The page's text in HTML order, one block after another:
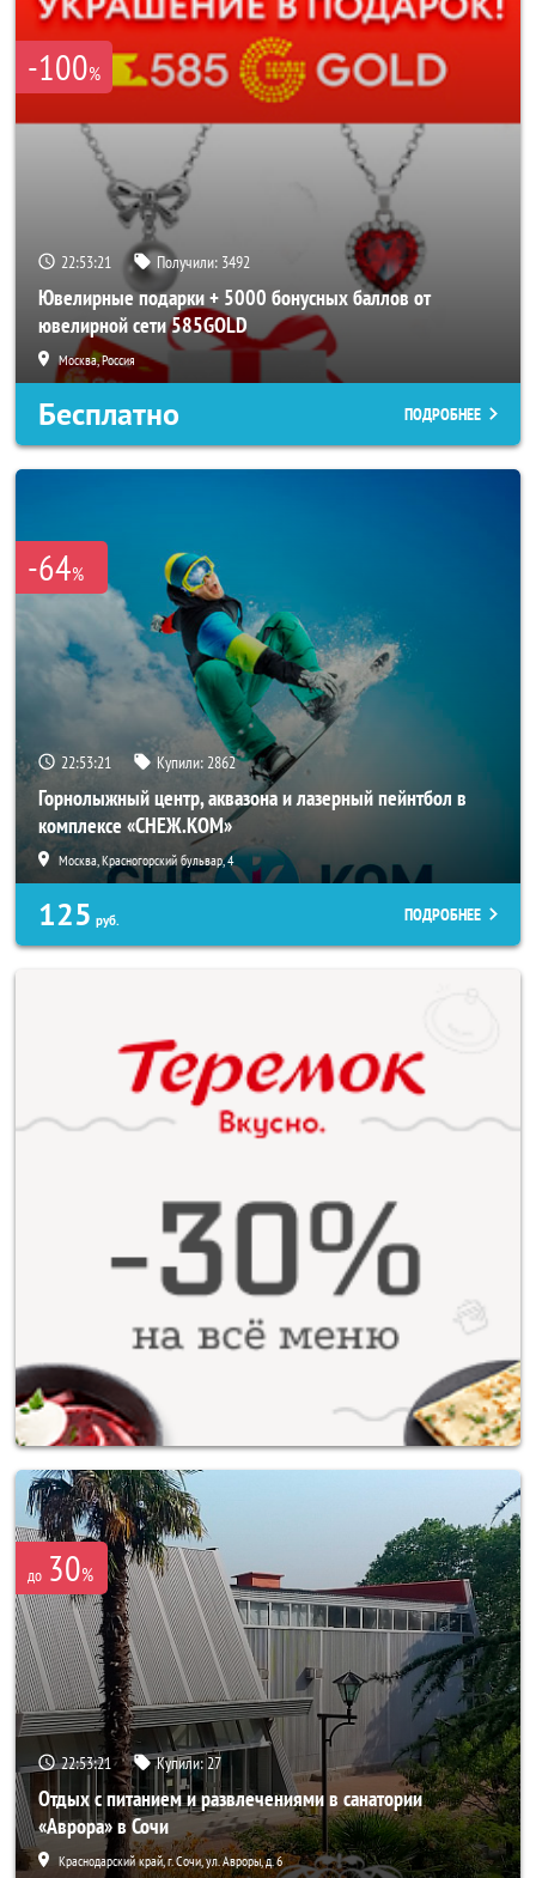
-100%
22:53:17 Получили: 3492
Ювелирные подарки + 5000 бонусных баллов от
ювелирной сети 585GOLD
Москва, Россия
Бесплатно ПОДРОБНЕЕ
-64%
22:53:17 Купили: 2862
Горнолыжный центр, аквазона и лазерный пейнтбол в
комплексе «СНЕЖ.КОМ»
Москва, Красногорский бульвар, 4
125 руб. ПОДРОБНЕЕ
до 30%
22:53:17 Купили:27
Отдых с питанием и развлечениями в санатории
«Аврора» в Сочи
Краснодарский край, г. Сочи, ул. Авроры, д. 6